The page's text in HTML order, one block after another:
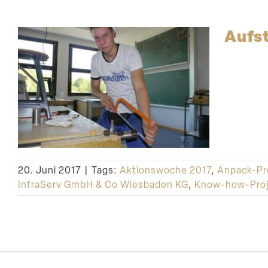
20. Juni 2017 | Tags: Aktionswoche 2017, Anpack-
InfraServ GmbH & Co Wiesbaden KG, Know-how-